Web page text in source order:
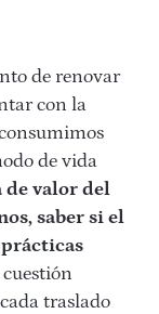
de renovar
con la
de vida
de valor del
saber si el
traslado